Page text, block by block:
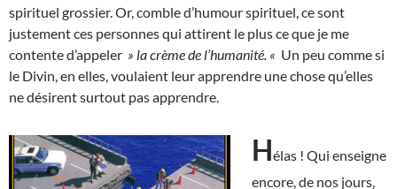
spirituel grossier. Or, comble d’humour spirituel, ce sont
justement ces personnes qui attirent le plus ce que je me
contente d’appeler » la crème de l’humanité. « Un peu comme si
le Divin, en elles, voulaient leur apprendre une chose qu’elles
ne désirent surtout pas apprendre.
Hélas ! Qui enseigne
encore, de nos jours,